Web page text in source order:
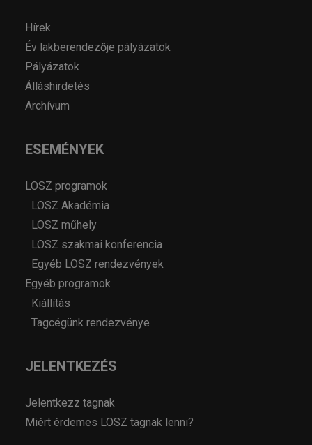
Hírek
Év lakberendezője pályázatok
Pályázatok
Álláshirdetés
Archívum
ESEMÉNYEK
LOSZ programok
LOSZ Akadémia
LOSZ műhely
LOSZ szakmai konferencia
Egyéb LOSZ rendezvények
Egyéb programok
Kiállítás
Tagcégünk rendezvénye
JELENTKEZÉS
Jelentkezz tagnak
Miért érdemes LOSZ tagnak lenni?